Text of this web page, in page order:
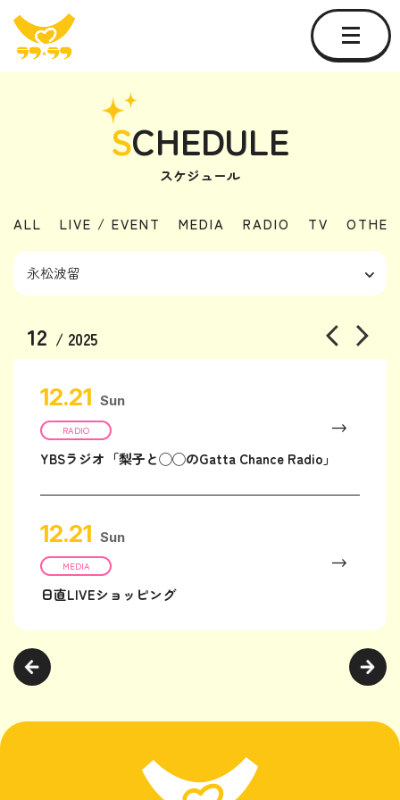
SCHEDULE
スケジュール
ALL LIVE / EVENT MEDIA RADIO TV OTHER
12 / 2025
12.21 Sun
RADIO
YBSラジオ「梨子と◯◯のGatta Chance Radio」
12.21 Sun
MEDIA
日直LIVEショッピング